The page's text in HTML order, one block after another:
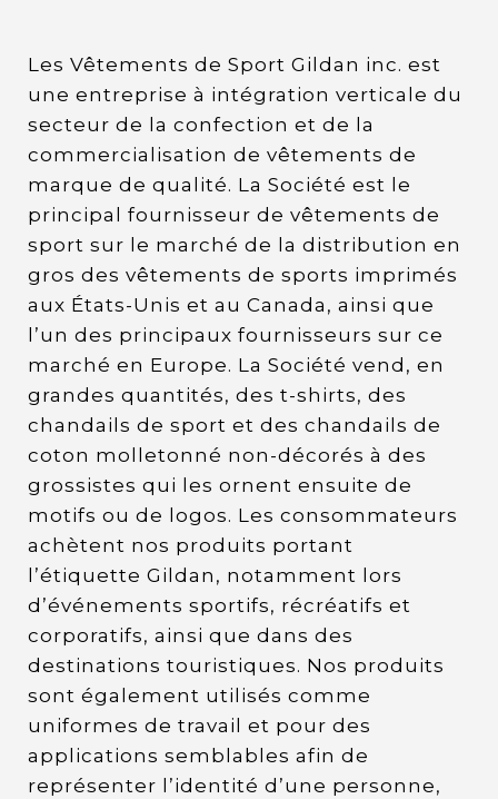
Les Vêtements de Sport Gildan inc. est
une entreprise à intégration verticale du
secteur de la confection et de la
commercialisation de vêtements de
marque de qualité. La Société est le
principal fournisseur de vêtements de
sport sur le marché de la distribution en
gros des vêtements de sports imprimés
aux États-Unis et au Canada, ainsi que
l’un des principaux fournisseurs sur ce
marché en Europe. La Société vend, en
grandes quantités, des t-shirts, des
chandails de sport et des chandails de
coton molletonné non-décorés à des
grossistes qui les ornent ensuite de
motifs ou de logos. Les consommateurs
achètent nos produits portant
l’étiquette Gildan, notamment lors
d’événements sportifs, récréatifs et
corporatifs, ainsi que dans des
destinations touristiques. Nos produits
sont également utilisés comme
uniformes de travail et pour des
applications semblables afin de
représenter l’identité d’une personne,